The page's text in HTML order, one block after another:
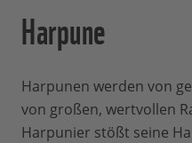
Harpune
Harpunen werden von
von großen, wertvollen
Harpunier stößt seine